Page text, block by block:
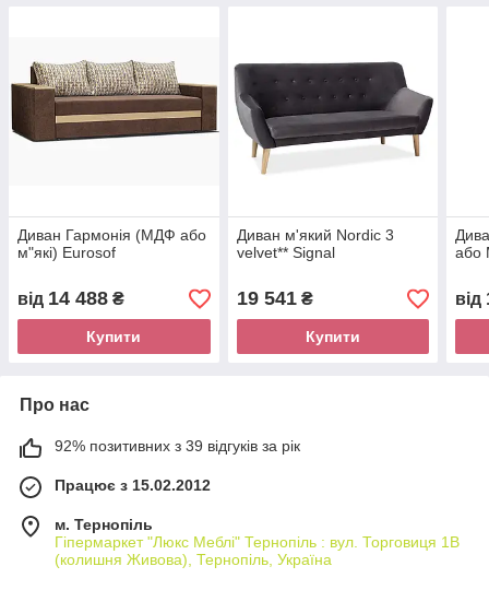
Диван Гармонія (МДФ або
м"які) Eurosof
від 14 488 ₴
Купити
Диван м'який Nordic 3
velvet** Signal
19 541₴
Купити
або
від
Про нас
92% позитивних з 39 відгуків за рік
Працює з 15.02.2012
м. Тернопіль
Гіпермаркет "Люкс Меблі" Тернопіль : вул. Торговиця 1В
(колишня Живова), Тернопіль, Україна